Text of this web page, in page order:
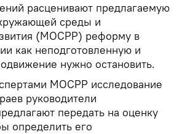
расценивают предлагаемую
среды и
(МОСРР) реформу в
как неподготовленную и
нужно остановить.
МОСРР исследование
руководители
передать на оценку
определить его